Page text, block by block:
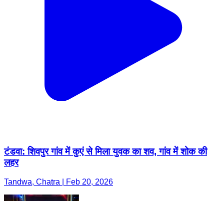
टंडवा: शिवपुर गांव में कुएं से मिला युवक का शव, गांव में शोक की
लहर
Tandwa, Chatra | Feb 20, 2026